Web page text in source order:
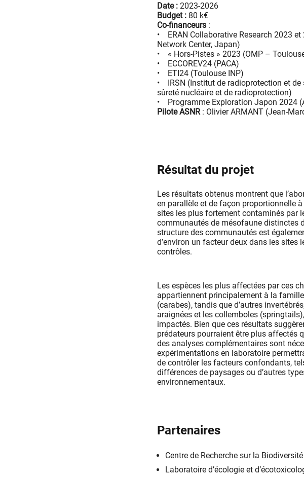
Date : 2023-2026
Budget : 80 k€
Co-financeurs :
• ERAN Collaborative Research 2023
Network Center, Japan)
• « Hors-Pistes » 2023 (OMP –
• ECCOREV24 (PACA)
• ETI24 (Toulouse INP)
• IRSN (Institut de radioprotection et de
sûreté nucléaire et de radioprotection)
• Programme Exploration Japon 2024
Pilote ASNR : Olivier ARMANT (Jean-
Résultat du projet
Les résultats obtenus montrent que
en parallèle et de façon proportionnelle
sites les plus fortement contaminés par
communautés de mésofaune distinctes
structure des communautés est
d’environ un facteur deux dans les
contrôles.
Les espèces les plus affectées par ces
appartiennent principalement à la
(carabes), tandis que d’autres
araignées et les collemboles
impactés. Bien que ces résultats
prédateurs pourraient être plus affectés
des analyses complémentaires sont
expérimentations en laboratoire
de contrôler les facteurs confondants,
différences de paysages ou d’autres
environnementaux.
Partenaires
Centre de Recherche sur la
Laboratoire d’écologie et